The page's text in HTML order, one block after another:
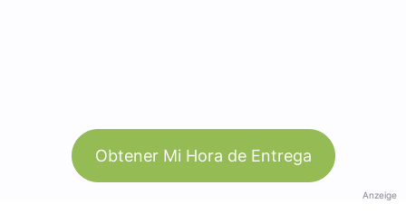
Obtener Mi Hora de Entrega
Anzeige